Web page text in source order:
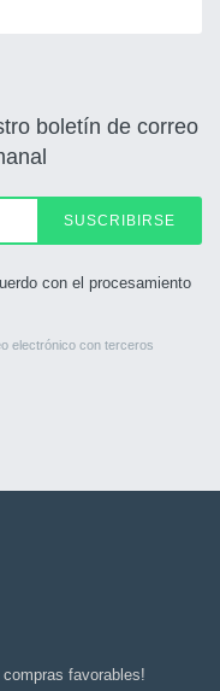
boletín de correo
SUSCRIBIRSE
con el procesamiento
electrónico con terceros
favorables!